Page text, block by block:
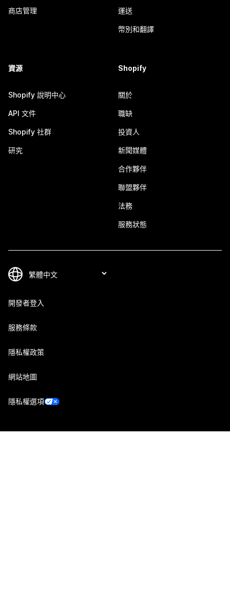
商店管理 運送
幣別和翻譯
資源
Shopify 說明中心
API 文件
Shopify 社群
研究
Shopify
關於
職缺
投資人
新聞媒體
合作夥伴
聯盟夥伴
法務
服務狀態
開發者登入
服務條款
隱私權政策
網站地圖
隱私權選項